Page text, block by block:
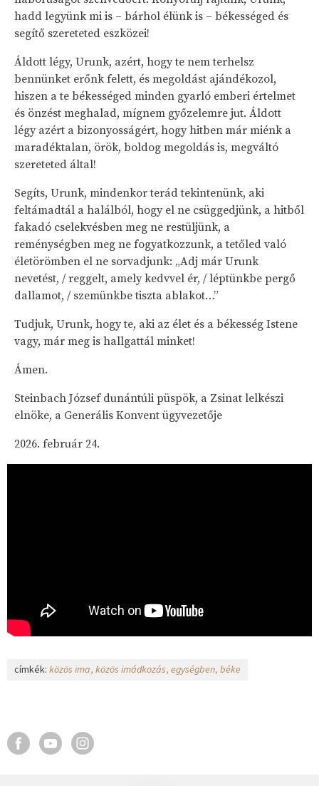
hadd legyünk mi is – bárhol élünk is – békességed és
segítő szereteted eszközei!
Áldott légy, Urunk, azért, hogy te nem terhelsz
bennünket erőnk felett, és megoldást ajándékozol,
hiszen a te békességed minden gyarló emberi értelmet
és önzést meghalad, mígnem győzelemre jut. Áldott
légy azért a bizonyosságért, hogy hitben már miénk a
maradéktalan, örök, boldog megoldás is, megváltó
szereteted által!
Segíts, Urunk, mindenkor terád tekintenünk, aki
feltámadtál a halálból, hogy el ne csüggedjünk, a hitből
fakadó cselekvésben meg ne restüljünk, a
reménységben meg ne fogyatkozzunk, a tetőled való
életörömben el ne sorvadjunk: „Adj már Urunk
nevetést, / reggelt, amely kedvvel ér, / léptünkbe pergő
dallamot, / szemünkbe tiszta ablakot…”
Tudjuk, Urunk, hogy te, aki az élet és a békesség Istene
vagy, már meg is hallgattál minket!
Ámen.
Steinbach József dunántúli püspök, a Zsinat lelkészi
elnöke, a Generális Konvent ügyvezetője
2026. február 24.
címkék: közös ima közös imádkozás egységben béke